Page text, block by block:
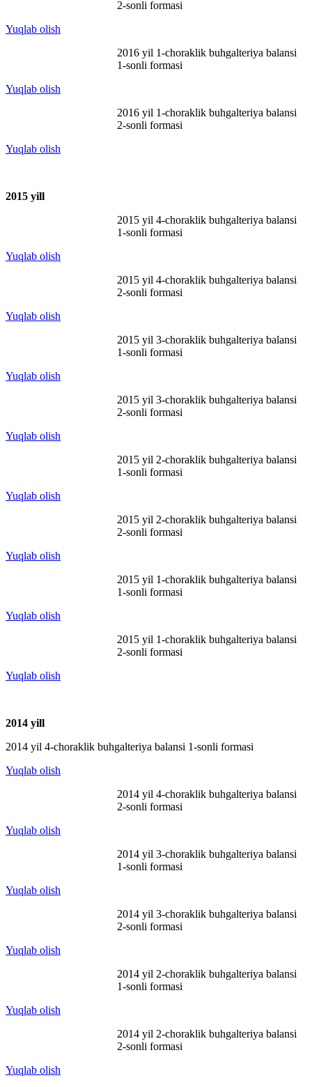
2-sonli formasi
Yuqlab olish
2016 yil 1-choraklik buhgalteriya balansi
1-sonli formasi
Yuqlab olish
2016 yil 1-choraklik buhgalteriya balansi
2-sonli formasi
Yuqlab olish
2015 yill
2015 yil 4-choraklik buhgalteriya balansi
1-sonli formasi
Yuqlab olish
2015 yil 4-choraklik buhgalteriya balansi
2-sonli formasi
Yuqlab olish
2015 yil 3-choraklik buhgalteriya balansi
1-sonli formasi
Yuqlab olish
2015 yil 3-choraklik buhgalteriya balansi
2-sonli formasi
Yuqlab olish
2015 yil 2-choraklik buhgalteriya balansi
1-sonli formasi
Yuqlab olish
2015 yil 2-choraklik buhgalteriya balansi
2-sonli formasi
Yuqlab olish
2015 yil 1-choraklik buhgalteriya balansi
1-sonli formasi
Yuqlab olish
2015 yil 1-choraklik buhgalteriya balansi
2-sonli formasi
Yuqlab olish
2014 yill
2014 yil 4-choraklik buhgalteriya balansi 1-sonli formasi
Yuqlab olish
2014 yil 4-choraklik buhgalteriya balansi
2-sonli formasi
Yuqlab olish
2014 yil 3-choraklik buhgalteriya balansi
1-sonli formasi
Yuqlab olish
2014 yil 3-choraklik buhgalteriya balansi
2-sonli formasi
Yuqlab olish
2014 yil 2-choraklik buhgalteriya balansi
1-sonli formasi
Yuqlab olish
2014 yil 2-choraklik buhgalteriya balansi
2-sonli formasi
Yuqlab olish